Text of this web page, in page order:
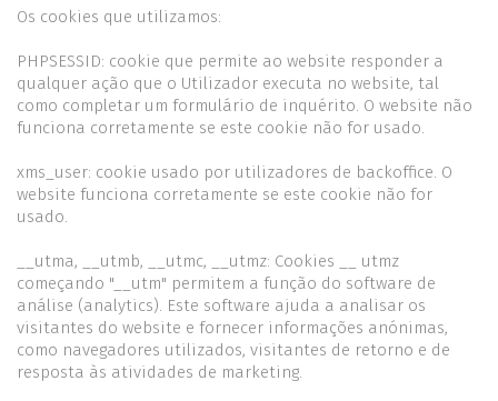
Os cookies que utilizamos:
PHPSESSID: cookie que permite ao website responder a
qualquer ação que o Utilizador executa no website, tal
como completar um formulário de inquérito. O website não
funciona corretamente se este cookie não for usado.
xms_user: cookie usado por utilizadores de backoffice. O
website funciona corretamente se este cookie não for
usado.
__utma, __utmb, __utmc, __utmz: Cookies __ utmz
começando "__utm" permitem a função do software de
análise (analytics). Este software ajuda a analisar os
visitantes do website e fornecer informações anónimas,
como navegadores utilizados, visitantes de retorno e de
resposta às atividades de marketing.